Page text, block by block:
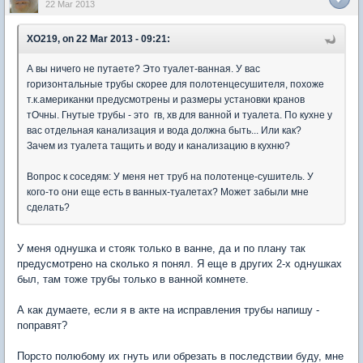
22 Mar 2013
XO219, on 22 Mar 2013 - 09:21:
А вы ничего не путаете? Это туалет-ванная. У вас
горизонтальные трубы скорее для полотенцесушителя, похоже
т.к.американки предусмотрены и размеры установки кранов
тОчны. Гнутые трубы - это гв, хв для ванной и туалета. По кухне у
вас отдельная канализация и вода должна быть... Или как?
Зачем из туалета тащить и воду и канализацию в кухню?
Вопрос к соседям: У меня нет труб на полотенце-сушитель. У
кого-то они еще есть в ванных-туалетах? Может забыли мне
сделать?
У меня однушка и стояк только в ванне, да и по плану так
предусмотрено на сколько я понял. Я еще в других 2-х однушках
был, там тоже трубы только в ванной комнете.
А как думаете, если я в акте на исправления трубы напишу -
поправят?
Порсто полюбому их гнуть или обрезать в последствии буду, мне